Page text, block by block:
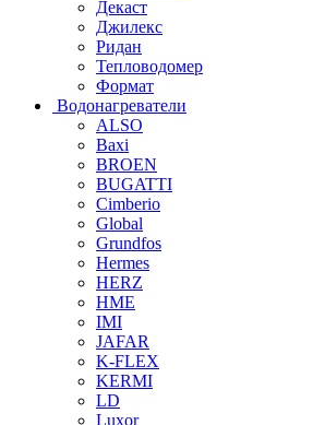
Декаст
Джилекс
Ридан
Тепловодомер
Формат
Водонагреватели
ALSO
Baxi
BROEN
BUGATTI
Cimberio
Global
Grundfos
Hermes
HERZ
HME
IMI
JAFAR
K-FLEX
KERMI
LD
Luxor